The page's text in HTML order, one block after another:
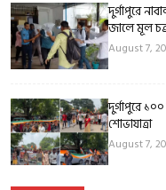
দুর্গাপুরে
জালে মূল
August 7,
দুর্গাপুরে
শোভাযাত্রা
August 7,